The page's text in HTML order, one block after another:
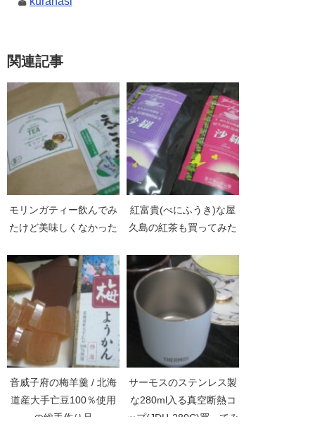
関連記事
モリンガティー飲んでみ
たけど美味しくなかった
紅富貴(べにふうき)な屋
久島の紅茶も買ってみた
音威子府の梅羊羹 / 北海
道産大手亡豆100％使用
の総手作り品
サーモスのステンレス製
な280ml入る真空断熱コ
ップ(JDH-280C)買ってみ